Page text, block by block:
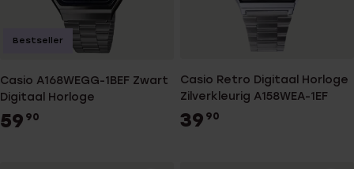
Casio A168WEGG-1BEF Zwart
Digitaal Horloge
59 90
Bestseller
Casio Retro Digitaal Horloge
Zilverkleurig A158WEA-1EF
39 90